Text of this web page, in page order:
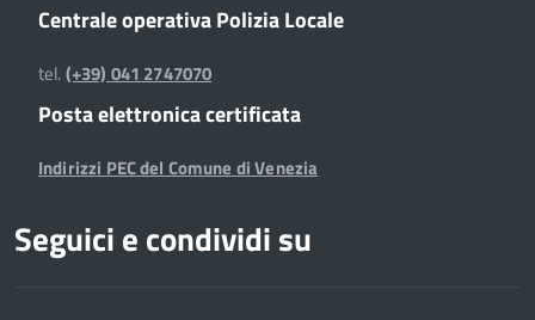
Centrale operativa Polizia Locale
tel.(+39) 041 2747070
Posta elettronica certificata
Indirizzi PEC del Comune di Venezia
Seguici e condividi su